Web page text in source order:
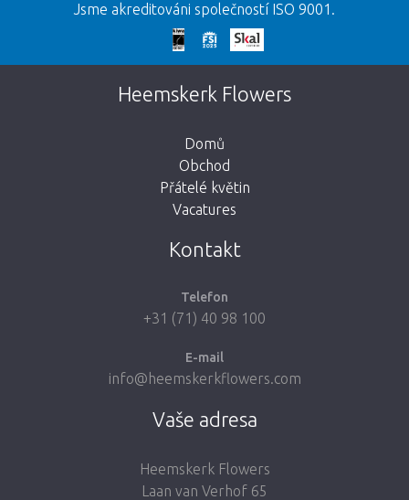
Omlouváme se
Tato stránka neexistuje. Kliknutím na
tlačítko níže se vrátíte do obchodu.
Jsme akreditováni společností ISO 9001.
Heemskerk Flowers
Domů
Obchod
Přátelé květin
Vacatures
Kontakt
Telefon
+31 (71) 40 98 100
E-mail
info@heemskerkflowers.com
Vaše adresa
Heemskerk Flowers
Laan van Verhof 65